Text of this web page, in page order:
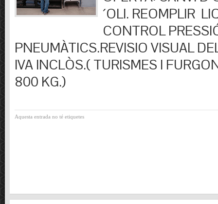
´OLI. REOMPLIR
CONTROL
PNEUMÀTICS.REVISIO VISUAL
IVA INCLÒS.( TURISMES I
800 KG.)
Aquesta entrada no té etiquetes